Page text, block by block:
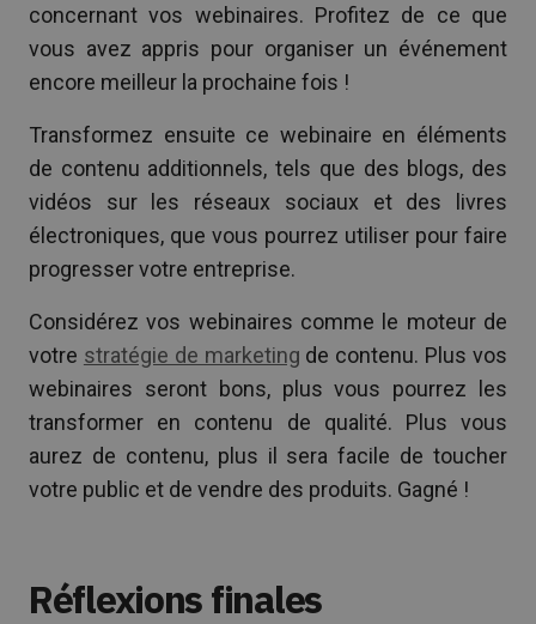
concernant vos webinaires. Profitez de ce que
vous avez appris pour organiser un événement
encore meilleur la prochaine fois !
Transformez ensuite ce webinaire en éléments
de contenu additionnels, tels que des blogs, des
vidéos sur les réseaux sociaux et des livres
électroniques, que vous pourrez utiliser pour faire
progresser votre entreprise.
Considérez vos webinaires comme le moteur de
votre stratégie de marketing de contenu. Plus vos
webinaires seront bons, plus vous pourrez les
transformer en contenu de qualité. Plus vous
aurez de contenu, plus il sera facile de toucher
votre public et de vendre des produits. Gagné !
Réflexions finales